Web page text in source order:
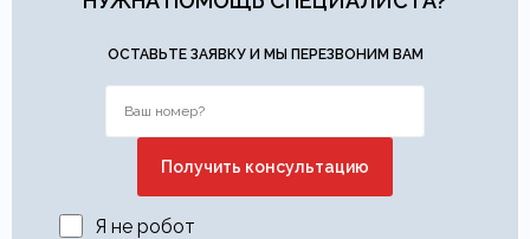
ОСТАВЬТЕ ЗАЯВКУ И МЫ ПЕРЕЗВОНИМ ВАМ
Я не робот